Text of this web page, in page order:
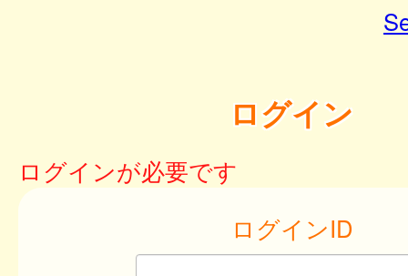
ログイン
ログインが必要です
ログインID